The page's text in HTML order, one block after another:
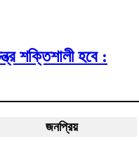
শক্তিশালী হবে :
জনপ্রিয়